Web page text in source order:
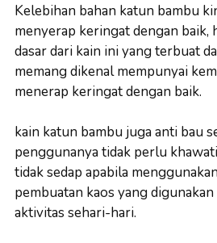
Kelebihan bahan katun bambu
menyerap keringat dengan baik,
dasar dari kain ini yang terbuat
memang dikenal mempunyai
menerap keringat dengan baik.
kain katun bambu juga anti bau
penggunanya tidak perlu
tidak sedap apabila
pembuatan kaos yang
aktivitas sehari-hari.